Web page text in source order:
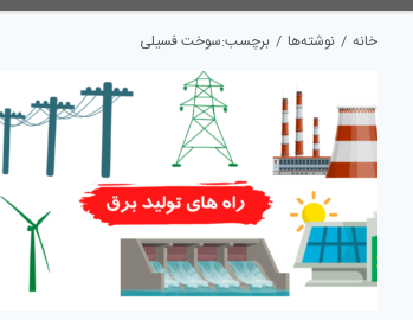
خانه / نوشته‌ها / برچسب:سوخت فسیلی